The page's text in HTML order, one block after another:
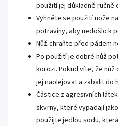
použití jej důkladně ručně
Vyhněte se použití nože
potraviny, aby nedošlo k
Nůž chraňte před pádem
Po použití je dobré nůž
korozi. Pokud víte, že
jej naolejovat a zabalit do
Částice z agresivních
skvrny, které vypadají
použijte jedlou sodu,